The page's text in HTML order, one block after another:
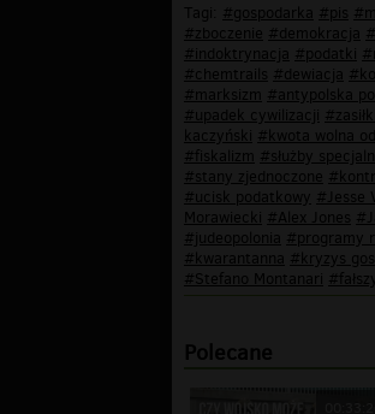
Tagi: #gospodarka #pis
#zboczenie #demokracja
#indoktrynacja #podatki
#chemtrails #dewiacja
#marksizm #antypolska
#upadek cywilizacji #zasiłki
kaczyński #kwota wolna
#fiskalizm #służby
#stany zjednoczone
#ucisk podatkowy #Jesse
Morawiecki #Alex Jones
#judeopolonia #programy
#kwarantanna #kryzys
#Stefano Montanari
Polecane